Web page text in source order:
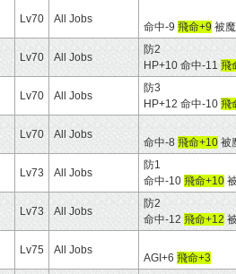
Lv70 All Jobs
命中-9 飛命+9 被
Lv70 All Jobs
防2
HP+10 命中-11 飛
Lv70 All Jobs
防3
HP+12 命中-10 飛
Lv70 All Jobs
命中-8 飛命+10 被
Lv73 All Jobs
防1
命中-10 飛命+10
Lv73 All Jobs
防2
命中-12 飛命+12
Lv75 All Jobs
AGI+6 飛命+3